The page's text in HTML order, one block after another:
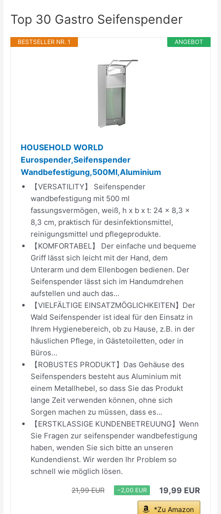
Top 30 Gastro Seifenspender
ANGEBOT
BESTSELLER NR. 1
HOUSEHOLD WORLD
Eurospender,Seifenspender
Wandbefestigung,500Ml,Aluminium
【VERSATILITY】 Seifenspender
wandbefestigung mit 500 ml
fassungsvermögen, weiß, h x b x t: 24 x 8,3 x
8,3 cm, praktisch für desinfektionsmittel,
reinigungsmittel und pflegeprodukte.
【KOMFORTABEL】 Der einfache und bequeme
Griff lässt sich leicht mit der Hand, dem
Unterarm und dem Ellenbogen bedienen. Der
Seifenspender lässt sich im Handumdrehen
aufstellen und auch das...
【VIELFÄLTIGE EINSATZMÖGLICHKEITEN】Der
Wald Seifenspender ist ideal für den Einsatz in
Ihrem Hygienebereich, ob zu Hause, z.B. in der
häuslichen Pflege, in Gästetoiletten, oder in
Büros...
【ROBUSTES PRODUKT】Das Gehäuse des
Seifenspenders besteht aus Aluminium mit
einem Metallhebel, so dass Sie das Produkt
lange Zeit verwenden können, ohne sich
Sorgen machen zu müssen, dass es...
【ERSTKLASSIGE KUNDENBETREUUNG】Wenn
Sie Fragen zur seifenspender wandbefestigung
haben, wenden Sie sich bitte an unseren
Kundendienst. Wir werden Ihr Problem so
schnell wie möglich lösen.
21,99 EUR −2,00 EUR 19,99 EUR
*Zu Amazon